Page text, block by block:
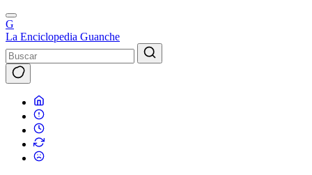
G
La Enciclopedia Guanche